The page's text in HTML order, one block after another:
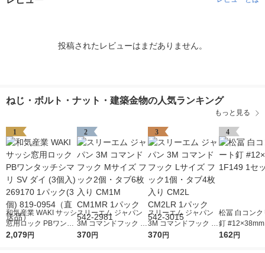
投稿されたレビューはまだありません。
ねじ・ボルト・ナット・建築金物の人気ランキング
もっと見る
1
和気産業 WAKI サッシ
窓用ロック PBワンタ
ッチシマリ SV ダイ (3
2,079円
2
スリーエム ジャパン
3M コマンドフック M
サイズ フック2個・タ
370円
3
スリーエム ジャパン
3M コマンドフック L
サイズ フック1個・タ
370円
4
松冨 白コンク
釘
1セット
162円